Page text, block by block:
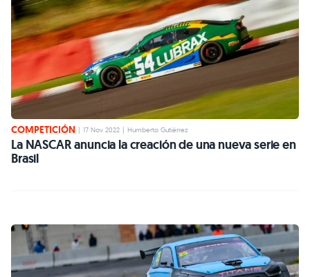
COMPETICIÓN | 17 Nov 2022 | Humberto Gutiérrez
La NASCAR anuncia la creación de una nueva serie en
Brasil